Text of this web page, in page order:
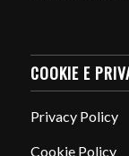
COOKIE E
Privacy Policy
Cookie Policy